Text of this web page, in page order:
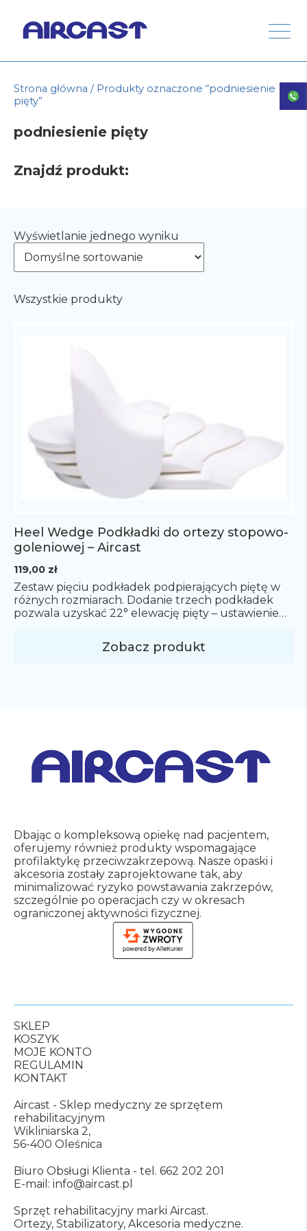
Strona główna / Produkty oznaczone “podniesienie
pięty”
podniesienie pięty
Znajdź produkt:
Wyświetlanie jednego wyniku
Wszystkie produkty
Heel Wedge Podkładki do ortezy stopowo-
goleniowej – Aircast
119,00 zł
Zestaw pięciu podkładek podpierających piętę w
różnych rozmiarach. Dodanie trzech podkładek
pozwala uzyskać 22° elewację pięty – ustawienie
Elite WALKER oraz Pneumatic Walker.
Zobacz produkt
Dbając o kompleksową opiekę nad pacjentem,
oferujemy również produkty wspomagające
profilaktykę przeciwzakrzepową. Nasze opaski i
akcesoria zostały zaprojektowane tak, aby
minimalizować ryzyko powstawania zakrzepów,
szczególnie po operacjach czy w okresach
ograniczonej aktywności fizycznej.
SKLEP
KOSZYK
MOJE KONTO
REGULAMIN
KONTAKT
Aircast - Sklep medyczny ze sprzętem
rehabilitacyjnym
Wikliniarska 2,
56-400 Oleśnica
Biuro Obsługi Klienta - tel. 662 202 201
E-mail: info@aircast.pl
Sprzęt rehabilitacyjny marki Aircast.
Ortezy, Stabilizatory, Akcesoria medyczne.